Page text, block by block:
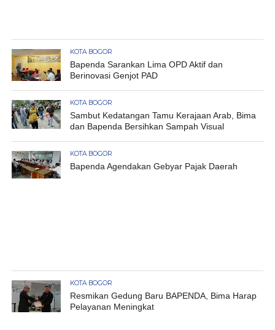
KOTA BOGOR
Bapenda Sarankan Lima OPD Aktif dan
Berinovasi Genjot PAD
KOTA BOGOR
Sambut Kedatangan Tamu Kerajaan Arab, Bima
dan Bapenda Bersihkan Sampah Visual
KOTA BOGOR
Bapenda Agendakan Gebyar Pajak Daerah
KOTA BOGOR
Resmikan Gedung Baru BAPENDA, Bima Harap
Pelayanan Meningkat